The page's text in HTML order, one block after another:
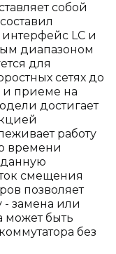
собой
LC и
диапазоном
для
сетях до
и приеме на
достигает
работу
времени
смещения
позволяет
- замена или
может быть
без